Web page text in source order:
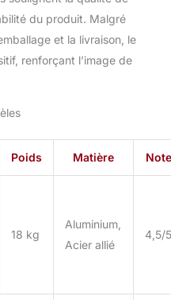
du produit. Malgré
et la livraison, le
renforçant l’image de
Poids Matière Note
18 kg
Aluminium,
Acier allié
4,5/5